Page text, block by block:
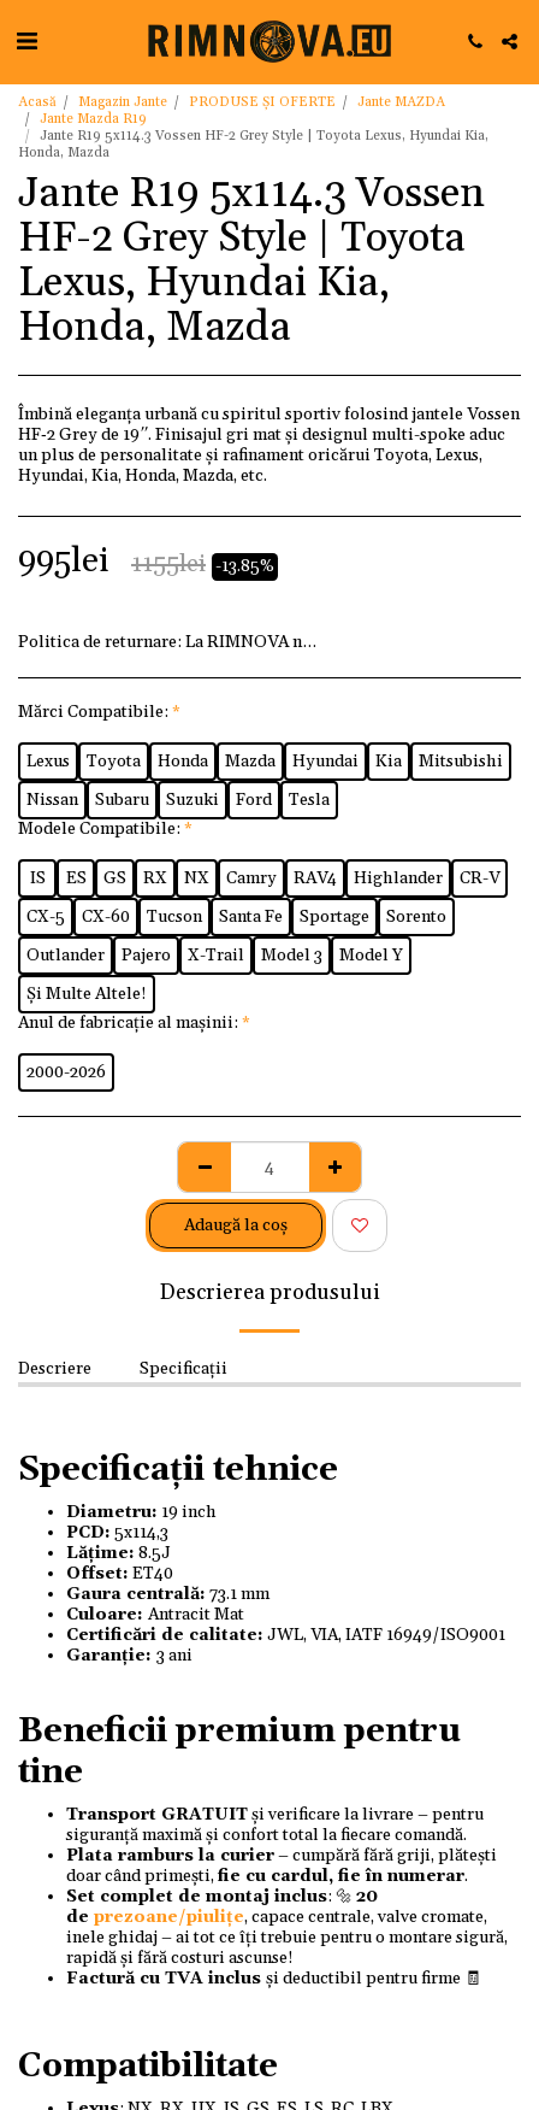
Acasă Magazin Jante PRODUSE ȘI OFERTE
Jante MAZDA
Jante Mazda R19
Jante R19 5x114.3 Vossen HF-2 Grey Style | Toyota Lexus, Hyundai Kia,
Honda, Mazda
Jante R19 5x114.3 Vossen
HF-2 Grey Style | Toyota
Lexus, Hyundai Kia,
Honda, Mazda
Îmbină eleganța urbană cu spiritul sportiv folosind jantele Vossen
HF‑2 Grey de 19″. Finisajul gri mat și designul multi-spoke aduc
un plus de personalitate și rafinament oricărui Toyota, Lexus,
Hyundai, Kia, Honda, Mazda, etc.
995lei 1155lei -13.85%
Politica de returnare: La RIMNOVA ne dorim ca fiecare
Mărci Compatibile: *
Lexus Toyota Honda Mazda Hyundai Kia
Mitsubishi
Nissan
Subaru Suzuki Ford
Tesla
Modele Compatibile: *
IS ES GS RX NX Camry RAV4 Highlander
CR-V
CX-5
CX-60 Tucson Santa Fe Sportage
Sorento
Outlander
Pajero X-Trail Model 3
Model Y
Și Multe Altele!
Anul de fabricație al mașinii: *
2000-2026
Adaugă la coş
Descrierea produsului
Descriere Specificații
Specificații tehnice
Diametru: 19 inch
PCD: 5x114,3
Lățime: 8.5J
Offset: ET40
Gaura centrală: 73.1 mm
Culoare: Antracit Mat
Certificări de calitate: JWL, VIA, IATF 16949/ISO9001
Garanție: 3 ani
Beneficii premium pentru
tine
Transport GRATUITși verificare la livrare – pentru
siguranță maximă și confort total la fiecare comandă.
Plata ramburs la curier– cumpără fără griji, plătești
doar când primești,fie cu cardul, fie în numerar.
Set complet de montaj inclus: 🔩 20
de prezoane/piulițe, capace centrale, valve cromate,
inele ghidaj – ai tot ce îți trebuie pentru o montare sigură,
rapidă și fără costuri ascunse!
Factură cu TVA inclus și deductibil pentru firme 🧾
Compatibilitate